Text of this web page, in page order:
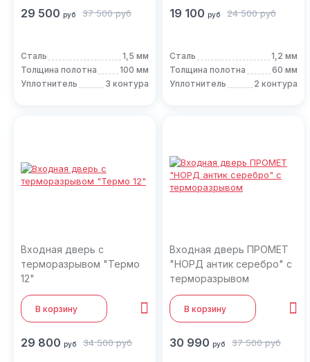
29 500 руб 37 500 руб
Сталь
1,5 мм
Толщина полотна
100 мм
Уплотнитель
3 контура
19 100 руб 24 500 руб
Сталь
1,2 мм
Толщина полотна
60 мм
Уплотнитель
2 контура
Входная дверь с
терморазрывом "Термо
12"
В корзину
29 800 руб 34 500 руб
Входная дверь ПРОМЕТ
"НОРД антик серебро" с
терморазрывом
В корзину
30 990 руб 37 500 руб